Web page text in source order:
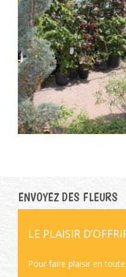
ENVOYEZ DES FLEURS
LE PLAISIR
Pour faire plaisir en